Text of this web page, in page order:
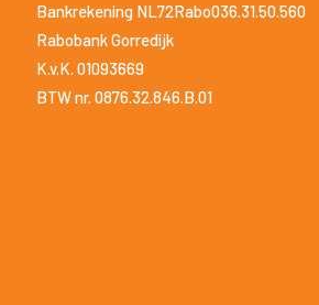
Bankrekening NL72Rabo036.31.50.560
Rabobank Gorredijk
K.v.K. 01093669
BTW nr. 0876.32.846.B.01